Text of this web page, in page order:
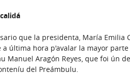
que la presidenta, María
a última hora p'avalar la mayor
Manuel Aragón Reyes, que foi ún
del Preámbulu.